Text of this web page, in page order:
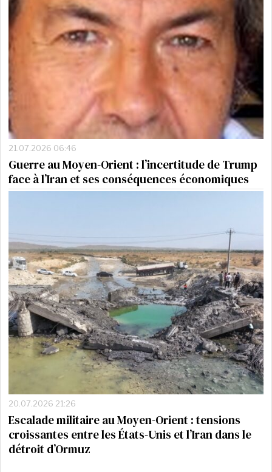
21.07.2026 06:46
Guerre au Moyen-Orient : l’incertitude de Trump
face à l’Iran et ses conséquences économiques
20.07.2026 21:26
Escalade militaire au Moyen-Orient : tensions
croissantes entre les États-Unis et l’Iran dans le
détroit d’Ormuz